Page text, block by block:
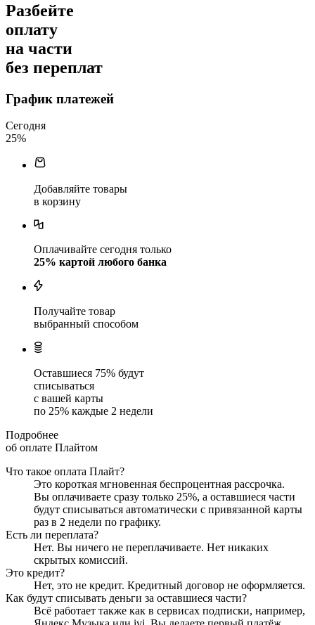
Разбейте
оплату
на части
без переплат
График платежей
Сегодня
25%
Добавляйте товары
в корзину
Оплачивайте сегодня только
25% картой любого банка
Получайте товар
выбранный способом
Оставшиеся 75% будут
списываться
с вашей карты
по 25% каждые 2 недели
Подробнее
об оплате Плайтом
Что такое оплата Плайт?
Это короткая мгновенная беспроцентная рассрочка.
Вы оплачиваете сразу только 25%, а оставшиеся части
будут списываться автоматически с привязанной карты
раз в 2 недели по графику.
Есть ли переплата?
Нет. Вы ничего не переплачиваете. Нет никаких
скрытых комиссий.
Это кредит?
Нет, это не кредит. Кредитный договор не оформляется.
Как будут списывать деньги за оставшиеся части?
Всё работает также как в сервисах подписки, например,